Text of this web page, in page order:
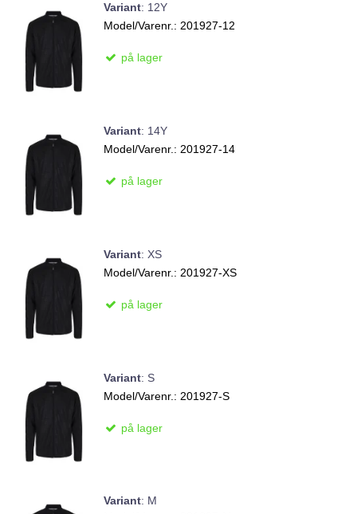
Variant: 12Y
Model/Varenr.: 201927-12
på lager
Variant: 14Y
Model/Varenr.: 201927-14
på lager
Variant: XS
Model/Varenr.: 201927-XS
på lager
Variant: S
Model/Varenr.: 201927-S
på lager
Variant: M